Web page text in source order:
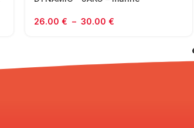
26.00 € – 30.00 €